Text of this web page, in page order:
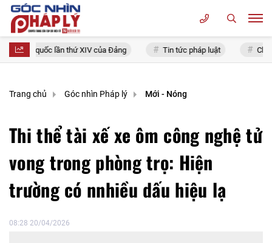
quốc lần thứ XIV của Đảng Tin tức pháp luật Chính
Trang chủ Góc nhìn Pháp lý Mới - Nóng
Thi thể tài xế xe ôm công nghệ tử
vong trong phòng trọ: Hiện
trường có nnhiều dấu hiệu lạ
08:28 20/04/2026